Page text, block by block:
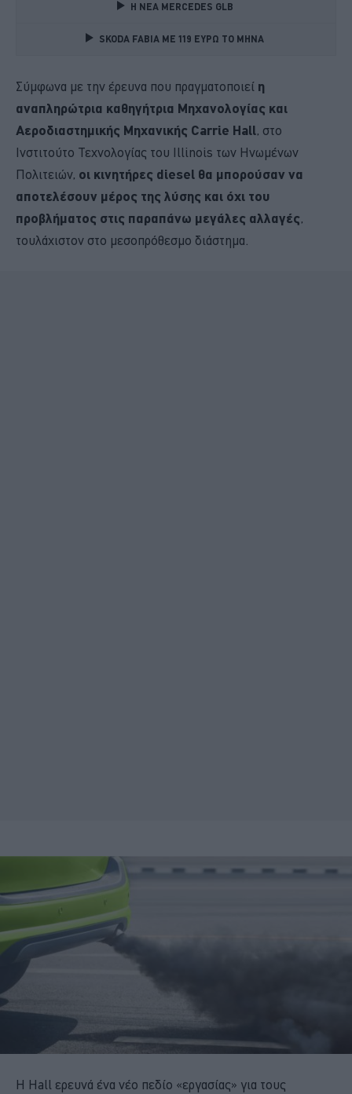
Η ΝΕΑ MERCEDES GLB
SKODA FABIA ME 119 ΕΥΡΩ ΤΟ ΜΗΝΑ
Σύμφωνα με την έρευνα που πραγματοποιεί η
αναπληρώτρια καθηγήτρια Μηχανολογίας και
Αεροδιαστημικής Μηχανικής Carrie Hall, στο
Ινστιτούτο Τεχνολογίας του Illinois των Ηνωμένων
Πολιτειών, οι κινητήρες diesel θα μπορούσαν να
αποτελέσουν μέρος της λύσης και όχι του
προβλήματος στις παραπάνω μεγάλες αλλαγές,
τουλάχιστον στο μεσοπρόθεσμο διάστημα.
Η Hall ερευνά ένα νέο πεδίο «εργασίας» για τους